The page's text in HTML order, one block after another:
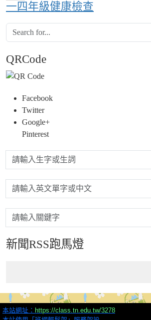
一四年級健康檢查
QRCode
Facebook
Twitter
Google+
Pinterest
請輸入生字或生詞
請輸入英文單字或中文
請輸入關鍵字
新聞RSS跑馬燈
本站網址： https://class.tn.edu.tw/3278